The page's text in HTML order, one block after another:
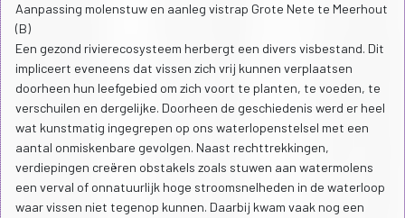
Aanpassing molenstuw en aanleg vistrap Grote Nete te Meerhout
(B)
Een gezond rivierecosysteem herbergt een divers visbestand. Dit
impliceert eveneens dat vissen zich vrij kunnen verplaatsen
doorheen hun leefgebied om zich voort te planten, te voeden, te
verschuilen en dergelijke. Doorheen de geschiedenis werd er heel
wat kunstmatig ingegrepen op ons waterlopenstelsel met een
aantal onmiskenbare gevolgen. Naast rechttrekkingen,
verdiepingen creëren obstakels zoals stuwen aan watermolens
een verval of onnatuurlijk hoge stroomsnelheden in de waterloop
waar vissen niet tegenop kunnen. Daarbij kwam vaak nog een